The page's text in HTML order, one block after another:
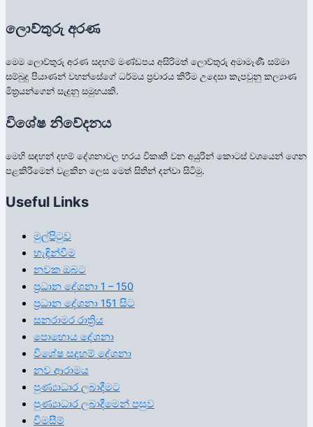
ලොව්තුරු අරණ
මෙම ලොව්තුරු අරණ සදහම් මණ්ඩපය අසිරිමත් ලොව්තුරු අමාමෑණී සම්මා
සම්බුදු පියාණන් වහන්සේගේ ධර්මය ප්‍රචාරය කිරීම උදෙසා කැපවුනු කල්‍යාණ
මිත්‍රයන්ගෙන් සැදුනු සමුහයකි.
විශේෂ නිවේදනය
මෙහි සඳහන් දහම් දේශනාවල හරය විකෘති වන අයුරින් කොටස් වශයෙන් ගෙන
පළකිරීමෙන් වළකින ලෙස මෙත් සිතින් දන්වා සිටිමු.
Useful Links
මුල්පිටුව
හැඳින්වීම
නවක ඔබට
ප්‍රධාන දේශනා 1 – 150
ප්‍රධාන දේශනා 151 සිට
සනරාමර රාත්‍රිය
පොහොය දේශනා
විශේෂ සදහම් දේශනා
නව ආරාමය
පුණ්‍යාධාර ලබාදීමට
පුණ්‍යාධාර ලබාදීමෙන් පසුව
විමසීම්